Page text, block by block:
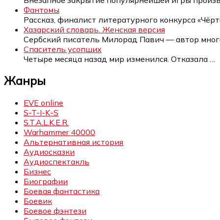
Фантомы
Рассказ, финалист литературного конкурса
Хазарский словарь. Женская версия
Сербский писатель Милорад Павич — автор
Спаситель усопших
Четыре месяца назад мир изменился. Отказала
Жанры
EVE online
S-T-I-K-S
S.T.A.L.K.E.R.
Warhammer 40000
Альтернативная история
Аудиосказки
Аудиоспектакль
Бизнес
Биографии
Боевая фантастика
Боевик
Боевое фэнтези